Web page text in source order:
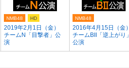
2019年2月1日（金）
チームN「目撃者」公
演
NMB48 HD
2016年4月15日（金）
チームBII「逆上がり」
公演
NMB48